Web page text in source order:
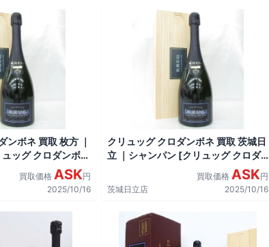
ンボネ 買取 枚方 ｜
ッグ クロダンボ
買取価格 ASK円
2025/10/16
クリュッグ クロダンボネ 買取 茨城日
立 ｜シャンパン [クリュッグ クロダ
買取価格ASK円
茨城日立店
2025/10/16